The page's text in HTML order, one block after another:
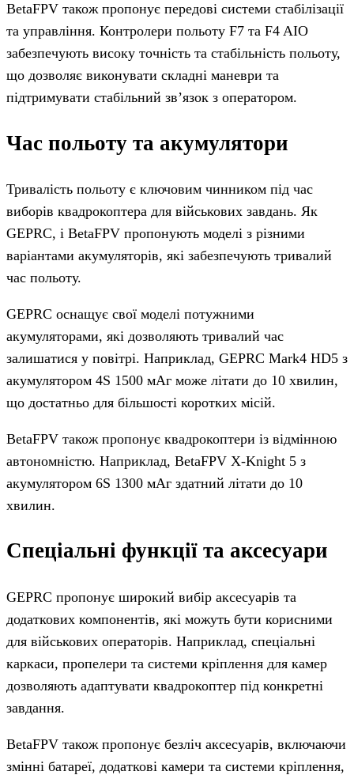
BetaFPV також пропонує передові системи стабілізації
та управління. Контролери польоту F7 та F4 AIO
забезпечують високу точність та стабільність польоту,
що дозволяє виконувати складні маневри та
підтримувати стабільний зв’язок з оператором.
Час польоту та акумулятори
Тривалість польоту є ключовим чинником під час
виборів квадрокоптера для військових завдань. Як
GEPRC, і BetaFPV пропонують моделі з різними
варіантами акумуляторів, які забезпечують тривалий
час польоту.
GEPRC оснащує свої моделі потужними
акумуляторами, які дозволяють тривалий час
залишатися у повітрі. Наприклад, GEPRC Mark4 HD5 з
акумулятором 4S 1500 мАг може літати до 10 хвилин,
що достатньо для більшості коротких місій.
BetaFPV також пропонує квадрокоптери із відмінною
автономністю. Наприклад, BetaFPV X-Knight 5 з
акумулятором 6S 1300 мАг здатний літати до 10
хвилин.
Спеціальні функції та аксесуари
GEPRC пропонує широкий вибір аксесуарів та
додаткових компонентів, які можуть бути корисними
для військових операторів. Наприклад, спеціальні
каркаси, пропелери та системи кріплення для камер
дозволяють адаптувати квадрокоптер під конкретні
завдання.
BetaFPV також пропонує безліч аксесуарів, включаючи
змінні батареї, додаткові камери та системи кріплення,